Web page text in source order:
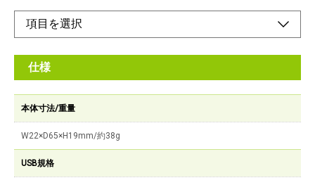
仕様
本体寸法/重量
W22×D65×H19mm/約38g
USB規格